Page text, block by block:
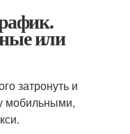
или
затронуть и
мобильными,